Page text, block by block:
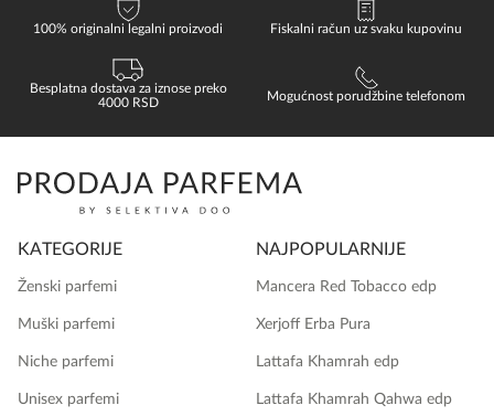
100% originalni legalni proizvodi Fiskalni račun uz svaku kupovinu
Besplatna dostava za iznose preko
4000 RSD
Mogućnost porudžbine telefonom
KATEGORIJE
Ženski parfemi
Muški parfemi
Niche parfemi
Unisex parfemi
NAJPOPULARNIJE
Mancera Red Tobacco edp
Xerjoff Erba Pura
Lattafa Khamrah edp
Lattafa Khamrah Qahwa edp